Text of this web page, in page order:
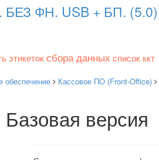
ФН. USB + БП. (5.0)
этикетоксбора данных список ккт
обеспечение
Кассовое ПО (Front-Office)
версия